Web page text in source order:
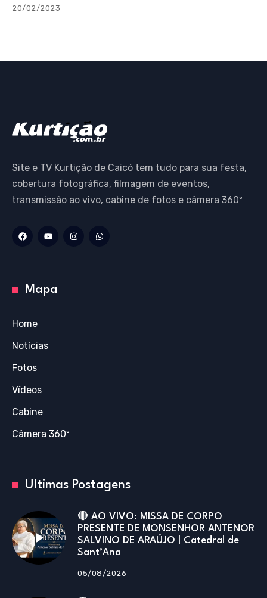
20/02/2023
Site e TV Kurtição de Caicó tem tudo para sua festa,
cobertura fotográfica, filmagem de eventos,
transmissão ao vivo, cabine de fotos e câmera 360º
Mapa
Home
Notícias
Fotos
Vídeos
Cabine
Câmera 360º
Últimas Postagens
🔴 AO VIVO: MISSA DE CORPO
PRESENTE DE MONSENHOR ANTENOR
SALVINO DE ARAÚJO | Catedral de
Sant’Ana
05/08/2026